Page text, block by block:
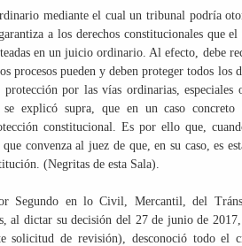
mediante el cual un tribunal podría
a los derechos constitucionales que
en un juicio ordinario. Al efecto, debe
procesos pueden y deben proteger todos los
por las vías ordinarias, especiales
explicó supra, que en un caso concreto
constitucional. Es por ello que,
convenza al juez de que, en su caso, es
(Negritas de esta Sala).
Segundo en lo Civil, Mercantil, del
al dictar su decisión del 27 de junio de
solicitud de revisión), desconoció todo el